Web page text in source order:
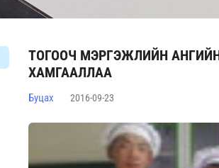
ТОГООЧ МЭРГЭЖЛИЙН
ХАМГААЛЛАА
Буцах 2016-09-23